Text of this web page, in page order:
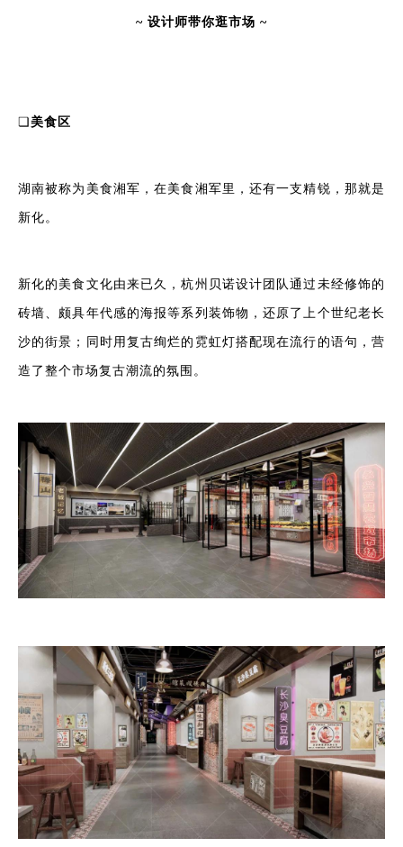
~ 设计师带你逛市场 ~
❏美食区
湖南被称为美食湘军，在美食湘军里，还有一支精锐，那就是
新化。
新化的美食文化由来已久，杭州贝诺设计团队通过未经修饰的
砖墙、颇具年代感的海报等系列装饰物，还原了上个世纪老长
沙的街景；同时用复古绚烂的霓虹灯搭配现在流行的语句，营
造了整个市场复古潮流的氛围。